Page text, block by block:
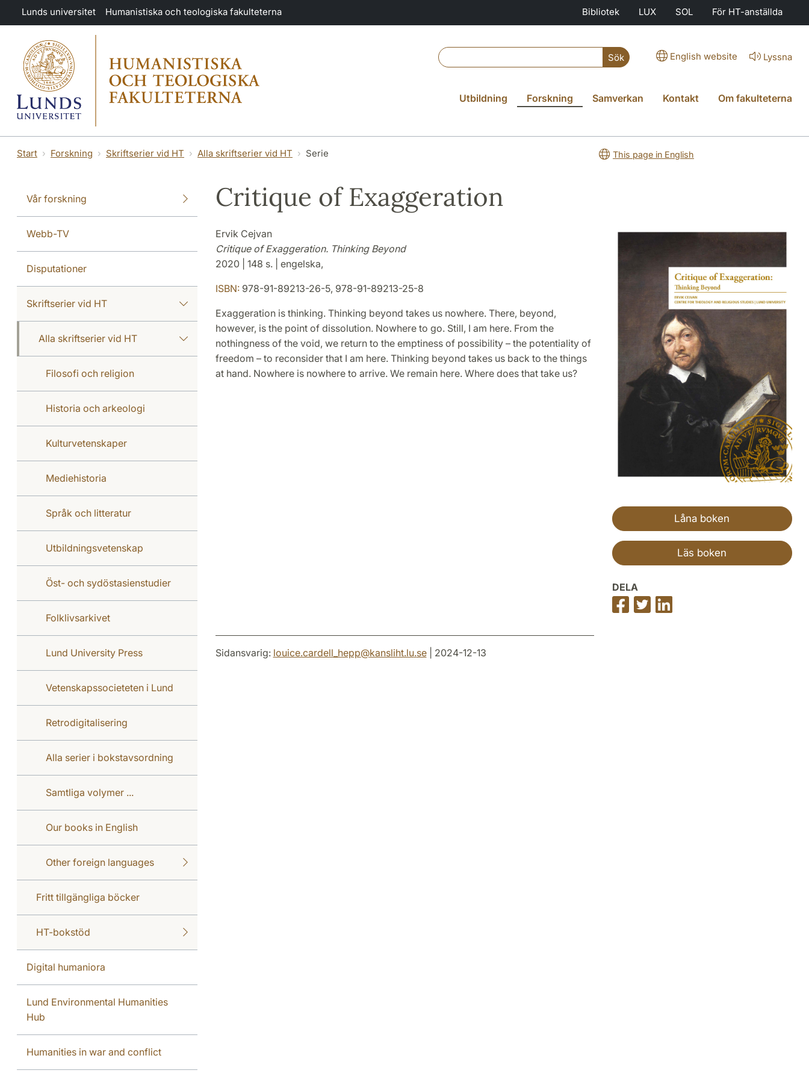
Hoppa till huvudinnehåll
Lunds universitet Humanistiska och teologiska fakulteterna Bibliotek LUX SOL För HT-anställda
Sök English website Lyssna
Utbildning Forskning Samverkan Kontakt Om fakulteterna
Start Forskning Skriftserier vid HT Alla skriftserier vid HT Serie This page in English
Vår forskning
Webb-TV
Disputationer
Skriftserier vid HT
Alla skriftserier vid HT
Filosofi och religion
Historia och arkeologi
Kulturvetenskaper
Mediehistoria
Språk och litteratur
Utbildningsvetenskap
Öst- och sydöstasienstudier
Folklivsarkivet
Lund University Press
Vetenskapssocieteten i Lund
Retrodigitalisering
Alla serier i bokstavsordning
Samtliga volymer ...
Our books in English
Other foreign languages
Fritt tillgängliga böcker
HT-bokstöd
Digital humaniora
Lund Environmental Humanities
Hub
Humanities in war and conflict
Critique of Exaggeration
Ervik Cejvan
Critique of Exaggeration. Thinking Beyond
2020 | 148 s. | engelska,
ISBN:978-91-89213-26-5, 978-91-89213-25-8
Exaggeration is thinking. Thinking beyond takes us nowhere. There, beyond,
however, is the point of dissolution. Nowhere to go. Still, I am here. From the
nothingness of the void, we return to the emptiness of possibility – the potentiality of
freedom – to reconsider that I am here. Thinking beyond takes us back to the things
at hand. Nowhere is nowhere to arrive. We remain here. Where does that take us?
Låna boken
Läs boken
DELA
Dela
på
Dela
på
på
Sidansvarig: louice.cardell_hepp@kansliht.lu.se| 2024-12-13